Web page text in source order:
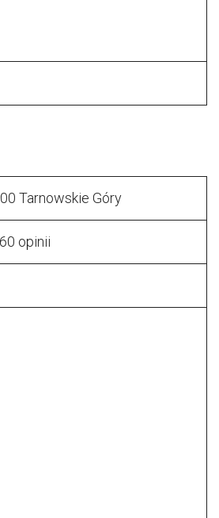
Tarnowskie Góry
opinii